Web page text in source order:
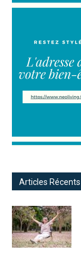
Articles Récents